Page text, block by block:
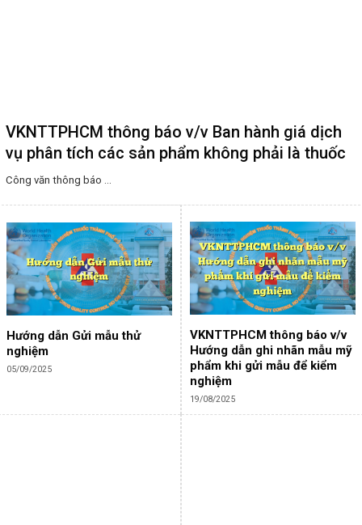
VKNTTPHCM thông báo v/v Ban hành giá dịch
vụ phân tích các sản phẩm không phải là thuốc
Công văn thông báo ...
Hướng dẫn Gửi mẫu thử
nghiệm
05/09/2025
VKNTTPHCM thông báo v/v
Hướng dẫn ghi nhãn mẫu mỹ
phẩm khi gửi mẫu để kiểm
nghiệm
19/08/2025